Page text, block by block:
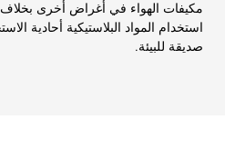
مكيفات الهواء في أغراض أخرى
استخدام المواد البلاستيكية أحادية
صديقة للبيئة.